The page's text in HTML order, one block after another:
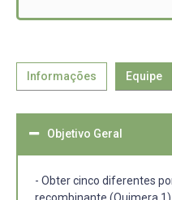
Informações Equipe
Objetivo Geral
- Obter cinco diferentes